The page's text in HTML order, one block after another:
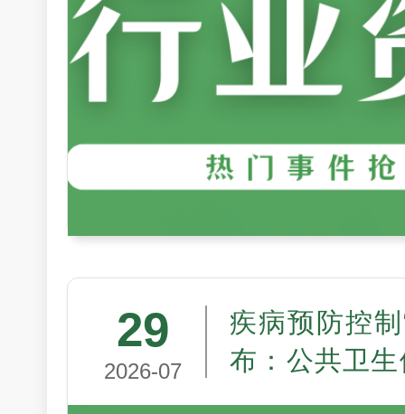
29
2026-07
疾病预防控
布：公共卫
走向制度现代